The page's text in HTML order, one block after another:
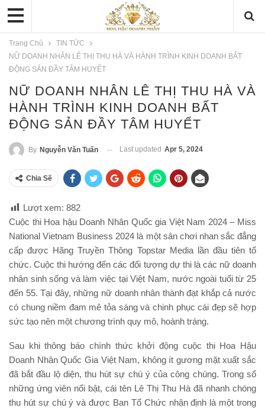
Trang Chủ
TIN TỨC
NỮ DOANH NHÂN LÊ THỊ THU HÀ VÀ HÀNH TRÌNH KINH DOANH BẤT
ĐỘNG SẢN ĐẦY TÂM HUYẾT
NỮ DOANH NHÂN LÊ THỊ THU HÀ VÀ
HÀNH TRÌNH KINH DOANH BẤT
ĐỘNG SẢN ĐẦY TÂM HUYẾT
By Nguyễn Văn Tuấn Last updated Apr 5, 2024
Chia Sẽ
Lượt xem: 882
Cuộc thi Hoa hậu Doanh Nhân Quốc gia Việt Nam 2024 – Miss
National Vietnam Business 2024 là một sân chơi nhan sắc đẳng
cấp được Hãng Truyền Thông Topstar Media lần đầu tiên tổ
chức. Cuộc thi hướng đến các đối tượng dự thi là các nữ doanh
nhân sinh sống và làm việc tại Việt Nam, nước ngoài tuổi từ 25
đến 55. Tại đây, những nữ doanh nhân thành đạt khắp cả nước
có chung niềm đam mê tỏa sáng và chinh phục cái đẹp sẽ hợp
sức tạo nên một chương trình quy mô, hoành tráng.
Sau khi thông báo chính thức khởi động cuộc thi Hoa Hậu
Doanh Nhân Quốc Gia Việt Nam, không ít gương mặt xuất sắc
đã bắt đầu lộ diện, thu hút sự chú ý của công chúng. Trong số
những ứng viên nổi bật, cái tên Lê Thị Thu Hà đã nhanh chóng
thu hút sự chú ý và được Ban Tổ Chức nhận định là một trong